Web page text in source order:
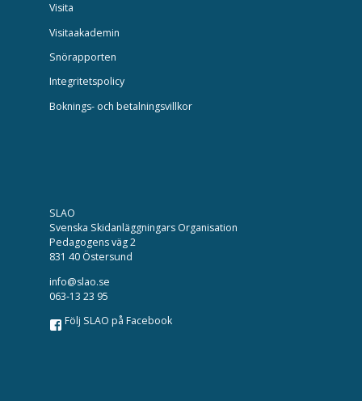
Visita
Visitaakademin
Snörapporten
Integritetspolicy
Boknings- och betalningsvillkor
SLAO
Svenska Skidanläggningars Organisation
Pedagogens väg 2
831 40 Östersund
info@slao.se
063-13 23 95
Följ SLAO på Facebook